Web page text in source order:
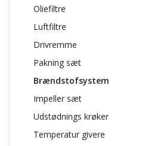
Oliefiltre
Luftfiltre
Drivremme
Pakning sæt
Brændstofsystem
Impeller sæt
Udstødnings krøker
Temperatur givere